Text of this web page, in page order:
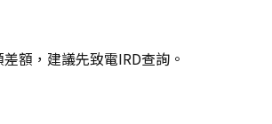
額，建議先致電IRD查詢。